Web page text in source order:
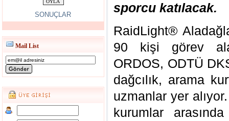
SONUÇLAR
Mail List
sporcu katılacak.
RaidLight®
90 kişi görev
ORDOS, ODTÜ
dağcılık, arama
uzmanlar yer
kurumlar